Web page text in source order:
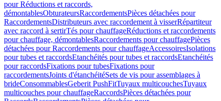
pour Réductions et raccords,
démontablesObturateursRaccordementsPièces détachées pour
RaccordementsDistributeurs avec raccordement à visserRépartiteur
avec raccord à sertirTés pour chauffageRéductions et raccordements
pour chauffage, démontablesRaccordements pour chauffagePièces
détachées pour Raccordements pour chauffageAccessoiresIsolations
pour tubes et raccordsEtanchéités pour tubes et raccordsEtanchéités
pour raccordsFixations pour tubesFixations pour
raccordementsJoints d'étanchéitéSets de vis pour assemblages à
brideConsommablesGeberit PushFitTuyaux multicouchesTuyaux
multicouches pour chauffageRaccordsPièces détachées pour